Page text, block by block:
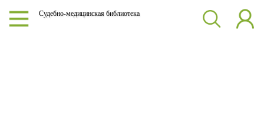
Судебно-медицинская библиотека